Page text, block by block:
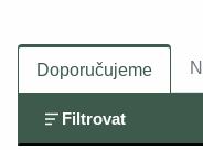
Doporučujeme
Filtrovat